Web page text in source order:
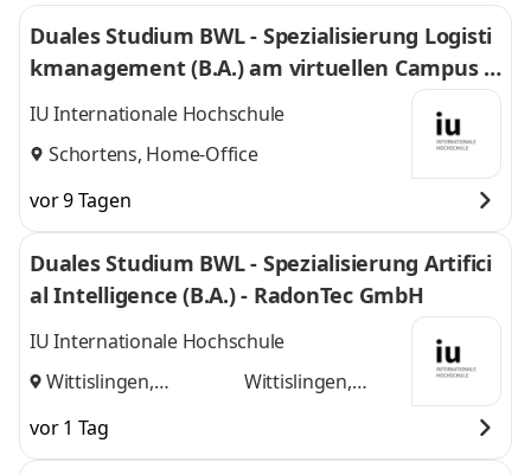
Duales Studium BWL - Spezialisierung Logisti
kmanagement (B.A.) am virtuellen Campus -
Nordfrost GmbH & Co. KG
IU Internationale Hochschule
Schortens, Home-Office
vor 9 Tagen
Duales Studium BWL - Spezialisierung Artifici
al Intelligence (B.A.) - RadonTec GmbH
IU Internationale Hochschule
Wittislingen,
Wittislingen,
vor 1 Tag